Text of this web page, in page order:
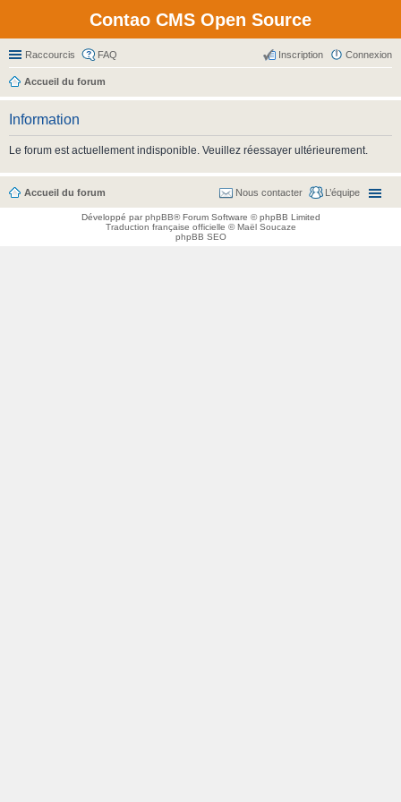
Contao CMS Open Source
Raccourcis FAQ Connexion
Inscription
Accueil du forum
Information
Le forum est actuellement indisponible. Veuillez réessayer ultérieurement.
Accueil du forum L’équipe
Nous contacter
Développé parphpBB® Forum Software © phpBB Limited
Traduction française officielle ©Maël Soucaze
phpBB SEO